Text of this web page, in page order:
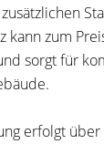
kann zum
sorgt für
erfolgt